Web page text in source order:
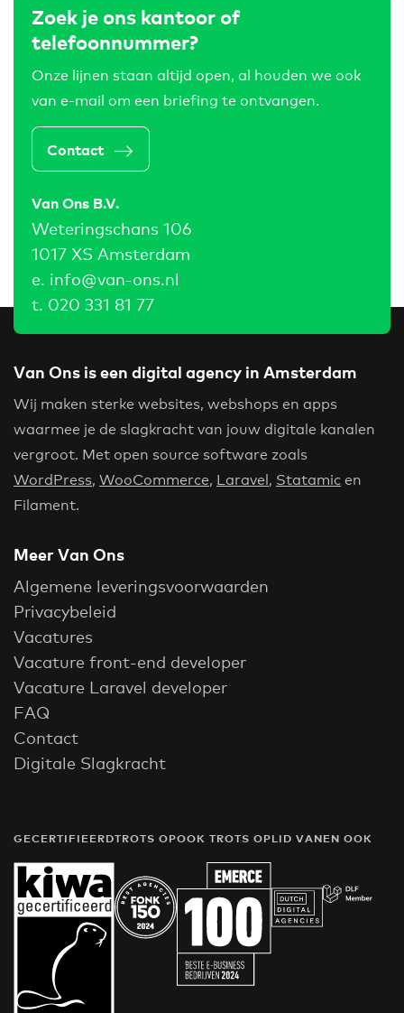
Zoek je ons kantoor of
telefoonnummer?
Onze lijnen staan altijd open, al houden we ook
van e-mail om een briefing te ontvangen.
Contact
Van Ons B.V.
Weteringschans 106
1017 XS Amsterdam
e. info@van-ons.nl
t. 020 331 81 77
Van Ons is een digital agency in Amsterdam
Wij maken sterke websites, webshops en apps
waarmee je de slagkracht van jouw digitale kanalen
vergroot. Met open source software zoals
WordPress WooCommerce Laravel Statamic en
Filament.
Meer Van Ons
Algemene leveringsvoorwaarden
Privacybeleid
Vacatures
Vacature front-end developer
Vacature Laravel developer
FAQ
Contact
Digitale Slagkracht
GECERTIFIEERDTROTS OPOOK TROTS OPLID VANEN OOK